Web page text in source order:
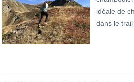
idéale de
dans le trail